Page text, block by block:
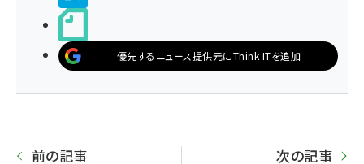
優先するニュース提供元にThink ITを追加
前の記事 次の記事